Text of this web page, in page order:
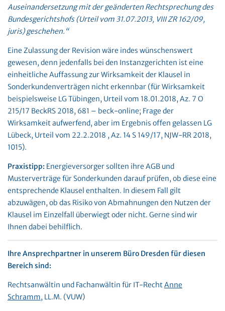
Auseinandersetzung mit der geänderten Rechtsprechung des
Bundesgerichtshofs (Urteil vom 31.07.2013, VIII ZR 162/09,
juris) geschehen.“
Eine Zulassung der Revision wäre indes wünschenswert
gewesen, denn jedenfalls bei den Instanzgerichten ist eine
einheitliche Auffassung zur Wirksamkeit der Klausel in
Sonderkundenverträgen nicht erkennbar (für Wirksamkeit
beispielsweise LG Tübingen, Urteil vom 18.01.2018, Az. 7 O
215/17 BeckRS 2018, 681 – beck-online; Frage der
Wirksamkeit aufwerfend, aber im Ergebnis offen gelassen LG
Lübeck, Urteil vom 22.2.2018 , Az. 14 S 149/17, NJW-RR 2018,
1015).
Praxistipp: Energieversorger sollten ihre AGB und
Musterverträge für Sonderkunden darauf prüfen, ob diese eine
entsprechende Klausel enthalten. In diesem Fall gilt
abzuwägen, ob das Risiko von Abmahnungen den Nutzen der
Klausel im Einzelfall überwiegt oder nicht. Gerne sind wir
Ihnen dabei behilflich.
Ihre Ansprechpartner in unserem Büro Dresden für diesen
Bereich sind:
Rechtsanwältin und Fachanwältin für IT-RechtAnne
Schramm, LL.M. (VUW)